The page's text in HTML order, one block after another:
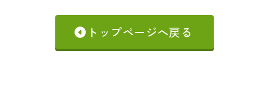
トップページへ戻る